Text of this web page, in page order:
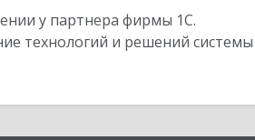
у партнера фирмы 1С.
технологий и решений